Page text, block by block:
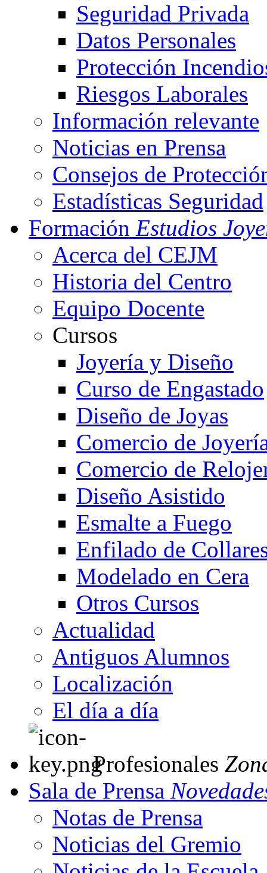
Seguridad Privada
Datos Personales
Protección
Riesgos Laborales
Información relevante
Noticias en Prensa
Consejos de
Estadísticas Seguridad
Formación Estudios
Acerca del CEJM
Historia del Centro
Equipo Docente
Cursos
Joyería y Diseño
Curso de Engastado
Diseño de Joyas
Comercio de
Comercio de
Diseño Asistido
Esmalte a Fuego
Enfilado de
Modelado en Cera
Otros Cursos
Actualidad
Antiguos Alumnos
Localización
El día a día
Profesionales
Sala de Prensa
Notas de Prensa
Noticias del Gremio